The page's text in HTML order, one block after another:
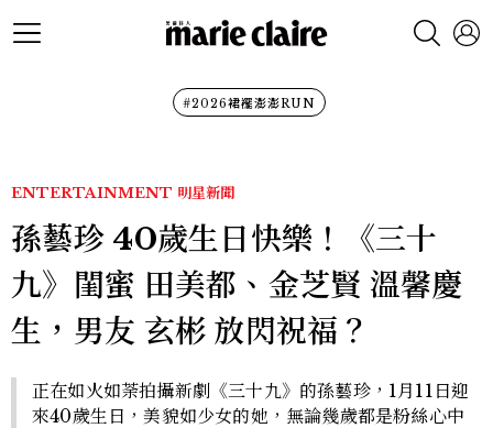
#2026裙襬澎澎RUN
ENTERTAINMENT 明星新聞
孫藝珍 40歲生日快樂！《三十
九》閨蜜 田美都、金芝賢 溫馨慶
生，男友 玄彬 放閃祝福？
正在如火如荼拍攝新劇《三十九》的孫藝珍，1月11日迎
來40歲生日，美貌如少女的她，無論幾歲都是粉絲心中